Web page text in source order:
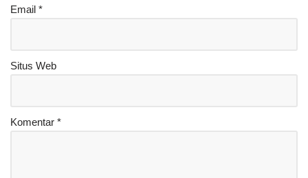
Email *
Situs Web
Komentar *